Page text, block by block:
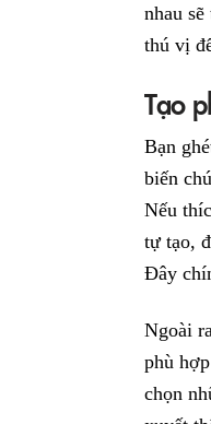
nhau
thú vị
Tạo
Bạn
biến
Nếu
tự tạo,
Đây
Ngoài
phù
chọn